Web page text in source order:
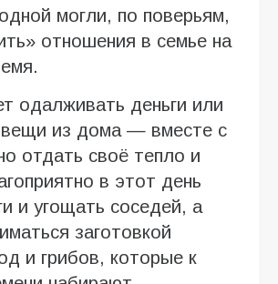
могли, по поверьям,
отношения в семье на
одалживать деньги или
вещи из дома — вместе с
отдать своё тепло и
в этот день
и угощать соседей, а
заготовкой
и грибов, которые к